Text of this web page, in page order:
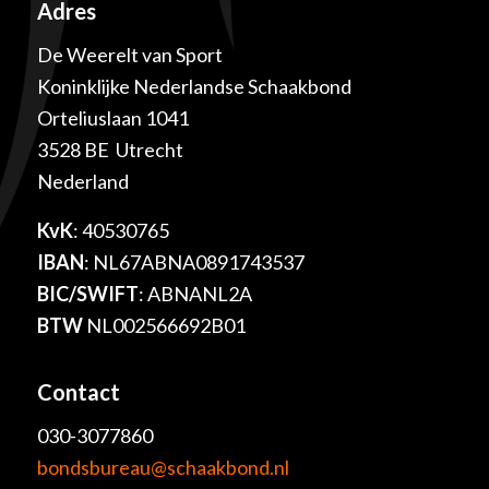
Adres
De Weerelt van Sport
Koninklijke Nederlandse Schaakbond
Orteliuslaan 1041
3528 BE Utrecht
Nederland
KvK: 40530765
IBAN: NL67ABNA0891743537
BIC/SWIFT: ABNANL2A
BTWNL002566692B01
Contact
030-3077860
bondsbureau@schaakbond.nl